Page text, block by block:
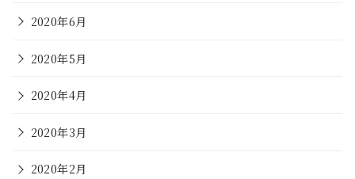
2020年6月
2020年5月
2020年4月
2020年3月
2020年2月